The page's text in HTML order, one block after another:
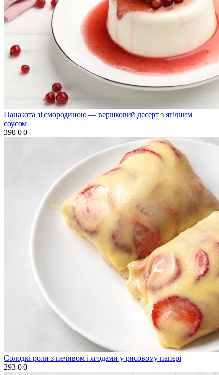
Панакота зі смородиною — вершковий десерт з ягідним
соусом
398 0 0
Солодкі роли з печивом і ягодами у рисовому папері
293 0 0